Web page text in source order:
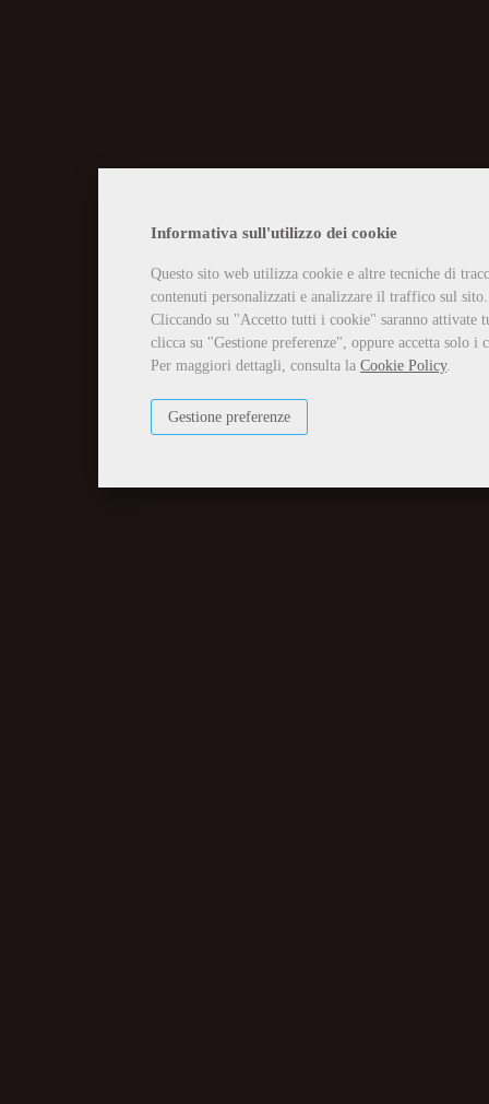
Informativa sull'utilizzo dei cookie
Questo sito web utilizza cookie e altre tecniche di
contenuti personalizzati e analizzare il traffico sul sito.
Cliccando su "Accetto tutti i cookie" saranno attivate
clicca su "Gestione preferenze", oppure accetta solo
Per maggiori dettagli, consulta la Cookie Policy.
Gestione preferenze
CHIUSURA
Vi informiamo che la casa
Tutti gli ordini ricevuti in tali
Per qualsiasi necessità